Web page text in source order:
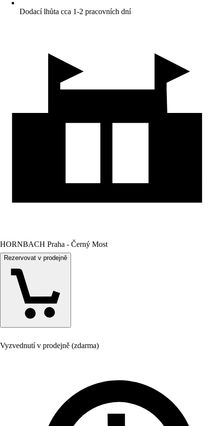
Dodací lhůta cca 1-2 pracovních dní
HORNBACH Praha - Černý Most
Rezervovat v prodejně
Vyzvednutí v prodejně (zdarma)